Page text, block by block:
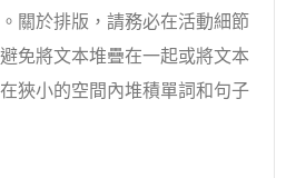
關於排版，請務必在活動細節
免將文本堆疊在一起或將文本
狹小的空間內堆積單詞和句子